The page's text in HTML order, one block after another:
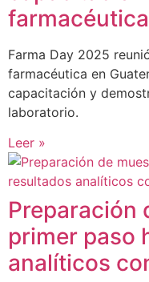
farmacéutica
Farma Day 2025
farmacéutica en
capacitación y
laboratorio.
Leer »
Preparación
primer paso
analíticos